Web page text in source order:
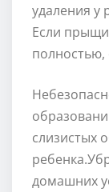
удаления у
Если
полностью,
слизистых
домашних